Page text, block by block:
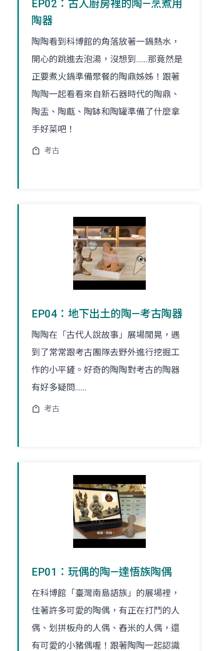
EP02：古人廚房裡的陶—烹煮用
陶器
陶陶看到科博館的角落放著一鍋熱水，
開心的跳進去泡湯，沒想到......那竟然是
正要煮火鍋準備聚餐的陶鼎姊姊！跟著
陶陶一起看看來自新石器時代的陶鼎、
陶盂、陶甗、陶缽和陶罐準備了什麼拿
手好菜吧！
考古
EP04：地下出土的陶—考古陶器
陶陶在「古代人說故事」展場閒晃，遇
到了常常跟考古團隊去野外進行挖掘工
作的小平鏟。好奇的陶陶對考古的陶器
有好多疑問......
考古
EP01：玩偶的陶—達悟族陶偶
在科博館「臺灣南島語族」的展場裡，
住著許多可愛的陶偶，有正在打鬥的人
偶、划拼板舟的人偶、舂米的人偶，還
有可愛的小豬偶喔！跟著陶陶一起認識